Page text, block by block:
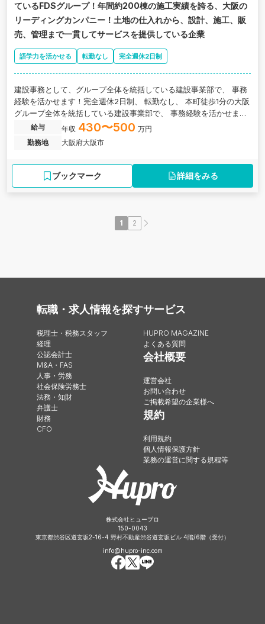
ているFDSグループ！年間約200棟の施工実績を誇る、大阪の
リーディングカンパニー！土地の仕入れから、設計、施工、販
売、管理まで一貫してサービスを提供している企業
語学力を活かせる 転勤なし 完全週休2日制
建設事務として、グループ全体を統括している建設事業部で、 事務
経験を活かせます！完全週休2日制、 転勤なし、 本町徒歩1分の大阪
グループ全体を統括している建設事業部で、 事務経験を活かせます!
完全週休2日制、 転勤なし、 本町徒歩1分の大阪新本社での勤務です
。有給取得率100％可能・全社員の60％以上が20～30代で構成され
ており、風通しの良い社風となっております。
給与 年収 430〜500 万円
勤務地
大阪府大阪市
ブックマーク 詳細をみる
1 2
転職・求人情報を探す
税理士・税務スタッフ
経理
公認会計士
M&A・FAS
人事・労務
社会保険労務士
法務・知財
弁護士
財務
CFO
サービス
HUPRO MAGAZINE
よくある質問
会社概要
運営会社
お問い合わせ
ご掲載希望の企業様へ
規約
利用規約
個人情報保護方針
業務の運営に関する規程等
株式会社ヒュープロ
150-0043
東京都渋谷区道玄坂2-16-4 野村不動産渋谷道玄坂ビル 4階/6階（受付）
info@hupro-inc.com